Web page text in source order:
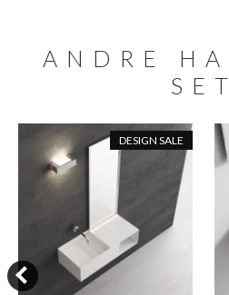
ANDRE
SET
DESIGN SALE